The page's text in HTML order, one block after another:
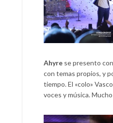
Ahyre se presento
con temas propios, y
tiempo. El «colo»
voces y música.